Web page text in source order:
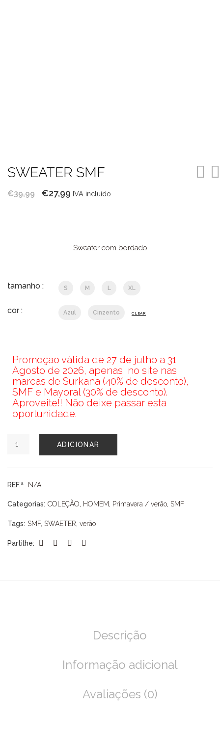
SWEATER SMF
€39,99
O
€27,99 O
€27,99.
IVA incluído
Sweater com bordado
tamanho : S M L XL
cor : Azul Cinzento CLEAR
Promoção válida de 27 de julho a 31
Agosto de 2026, apenas, no site nas
marcas de Surkana (40% de desconto),
SMF e Mayoral (30% de desconto).
Aproveite!! Não deixe passar esta
oportunidade.
de
SMF
ADICIONAR
REF.ª N/A
Categorias: COLEÇÃO, HOMEM, Primavera / verão, SMF
Tags: SMF, SWAETER, verão
Partilhe:
Descrição
Informação adicional
Avaliações (0)